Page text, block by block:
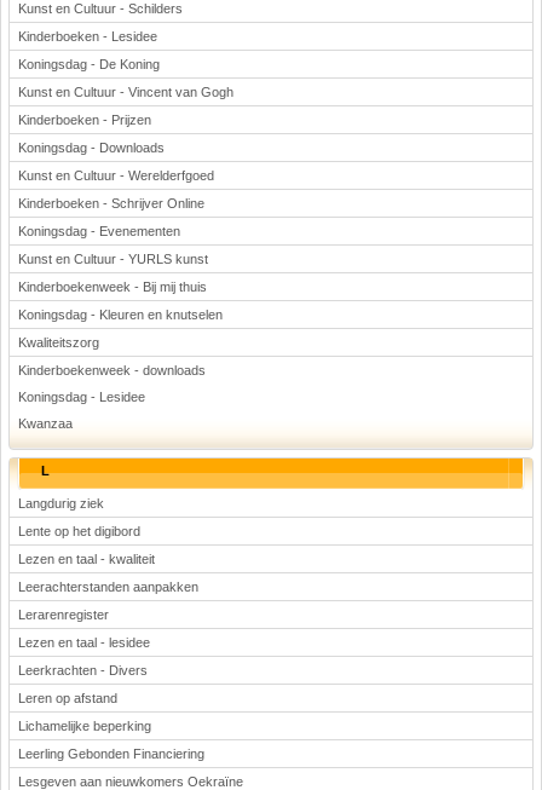
Kunst en Cultuur - Schilders
Kinderboeken - Lesidee
Koningsdag - De Koning
Kunst en Cultuur - Vincent van Gogh
Kinderboeken - Prijzen
Koningsdag - Downloads
Kunst en Cultuur - Werelderfgoed
Kinderboeken - Schrijver Online
Koningsdag - Evenementen
Kunst en Cultuur - YURLS kunst
Kinderboekenweek - Bij mij thuis
Koningsdag - Kleuren en knutselen
Kwaliteitszorg
Kinderboekenweek - downloads
Koningsdag - Lesidee
Kwanzaa
L
Langdurig ziek
Lente op het digibord
Lezen en taal - kwaliteit
Leerachterstanden aanpakken
Lerarenregister
Lezen en taal - lesidee
Leerkrachten - Divers
Leren op afstand
Lichamelijke beperking
Leerling Gebonden Financiering
Lesgeven aan nieuwkomers Oekraïne